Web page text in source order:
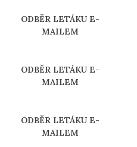
ODBĚR LETÁKU E-
MAILEM
ODBĚR LETÁKU E-
MAILEM
ODBĚR LETÁKU E-
MAILEM